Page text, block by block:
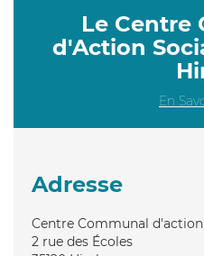
Le Centre
d'Action
En
Adresse
Centre Communal
2 rue des Écoles